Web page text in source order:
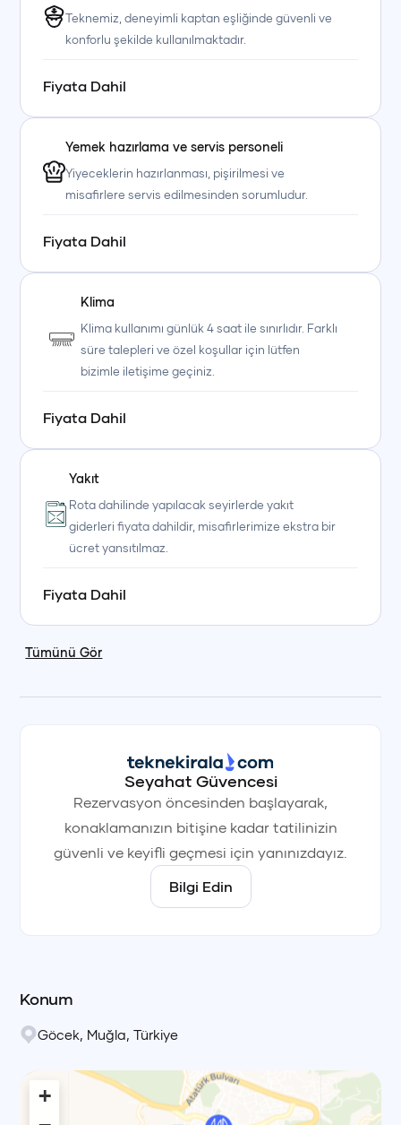
+90 (850) 242 50 50
+90 (850) 242 50 50
Teknemiz, deneyimli kaptan eşliğinde güvenli ve
konforlu şekilde kullanılmaktadır.
Fiyata Dahil
Yemek hazırlama ve servis personeli
Yiyeceklerin hazırlanması, pişirilmesi ve
misafirlere servis edilmesinden sorumludur.
Fiyata Dahil
Klima
Klima kullanımı günlük 4 saat ile sınırlıdır. Farklı
süre talepleri ve özel koşullar için lütfen
bizimle iletişime geçiniz.
Fiyata Dahil
Yakıt
Rota dahilinde yapılacak seyirlerde yakıt
giderleri fiyata dahildir, misafirlerimize ekstra bir
ücret yansıtılmaz.
Fiyata Dahil
Tümünü Gör
Seyahat Güvencesi
Rezervasyon öncesinden başlayarak,
konaklamanızın bitişine kadar tatilinizin
güvenli ve keyifli geçmesi için yanınızdayız.
Bilgi Edin
Konum
Göcek Muğla Türkiye
+
+90 (850) 242 50 50